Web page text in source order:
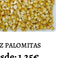
elegir
en
la
PALOMITAS